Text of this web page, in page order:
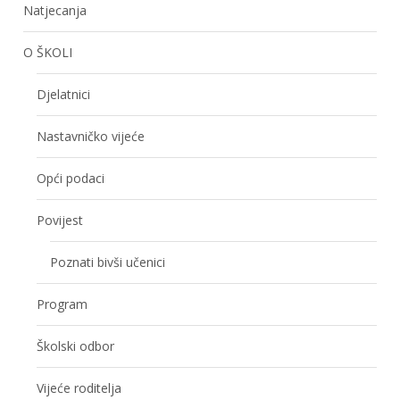
Natjecanja
O ŠKOLI
Djelatnici
Nastavničko vijeće
Opći podaci
Povijest
Poznati bivši učenici
Program
Školski odbor
Vijeće roditelja